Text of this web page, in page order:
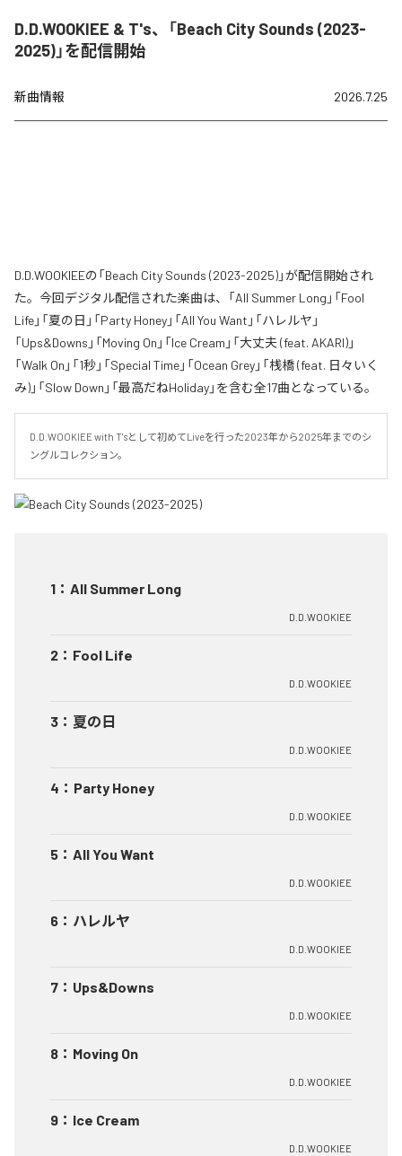
D.D.WOOKIEE & T's、「Beach City Sounds (2023-
2025)」を配信開始
新曲情報 2026.7.25
D.D.WOOKIEEの「Beach City Sounds (2023-2025)」が配信開始され
た。今回デジタル配信された楽曲は、「All Summer Long」「Fool
Life」「夏の日」「Party Honey」「All You Want」「ハレルヤ」
「Ups&Downs」「Moving On」「Ice Cream」「大丈夫 (feat. AKARI)」
「Walk On」「1秒」「Special Time」「Ocean Grey」「桟橋 (feat. 日々いく
み)」「Slow Down」「最高だねHoliday」を含む全17曲となっている。
D.D.WOOKIEE with T'sとして初めてLiveを行った2023年から2025年までのシ
ングルコレクション。
1 ： All Summer Long
D.D.WOOKIEE
2 ： Fool Life
D.D.WOOKIEE
3 ： 夏の日
D.D.WOOKIEE
4 ： Party Honey
D.D.WOOKIEE
5 ： All You Want
D.D.WOOKIEE
6 ： ハレルヤ
D.D.WOOKIEE
7 ： Ups&Downs
D.D.WOOKIEE
8 ： Moving On
D.D.WOOKIEE
9 ： Ice Cream
D.D.WOOKIEE